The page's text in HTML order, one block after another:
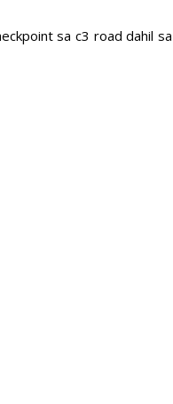
sa c3 road dahil